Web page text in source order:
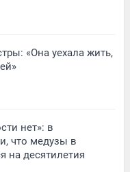
«Она уехала жить,
нет»: в
что медузы в
на десятилетия